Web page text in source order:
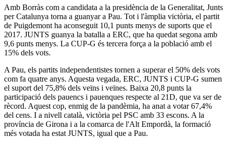
Amb Borràs com a candidata a la presidència de la Generalitat, Junts
per Catalunya torna a guanyar a Pau. Tot i l'àmplia victòria, el partit
de Puigdemont ha aconseguit 10,1 punts menys de suports que el
2017. JUNTS guanya la batalla a ERC, que ha quedat segona amb
9,6 punts menys. La CUP-G és tercera força a la població amb el
15% dels vots.
A Pau, els partits independentistes tornen a superar el 50% dels vots
com fa quatre anys. Aquesta vegada, ERC, JUNTS i CUP-G sumen
el suport del 75,8% dels veïns i veïnes. Baixa 20,8 punts la
participació dels pauencs i pauenques respecte al 21D, que va ser de
rècord. Aquest cop, enmig de la pandèmia, ha anat a votar 67,4%
del cens. I a nivell català, victòria pel PSC amb 33 escons. A la
província de Girona i a la comarca de l'Alt Empordà, la formació
més votada ha estat JUNTS, igual que a Pau.